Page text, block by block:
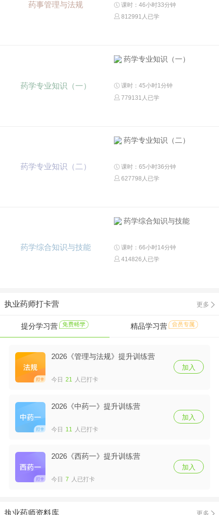
药事管理与法规
课时：46小时33分钟
812991人已学
药学专业知识（一）
药学专业知识（一）
课时：45小时1分钟
779131人已学
药学专业知识（二）
药学专业知识（二）
课时：65小时36分钟
627798人已学
药学综合知识与技能
药学综合知识与技能
课时：66小时14分钟
414826人已学
执业药师打卡营 更多
提分学习营 精品学习营
2026《管理与法规》提升训练营
今日 21 人已打卡
加入
2026《中药一》提升训练营
今日 11 人已打卡
加入
2026《西药一》提升训练营
今日 7 人已打卡
加入
执业药师资料库 更多